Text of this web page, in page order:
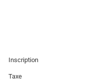
Inscription
Taxe